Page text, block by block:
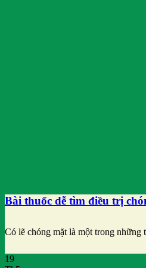
Bài thuốc dễ tìm điều trị
Có lẽ chóng mặt là một trong
19